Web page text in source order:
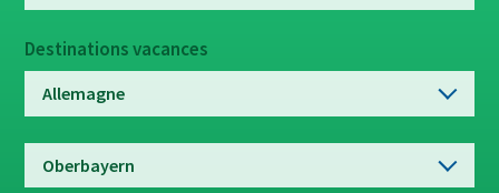
Destinations vacances
Allemagne
Oberbayern